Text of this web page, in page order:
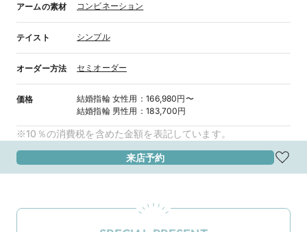
アームの素材 コンビネーション
テイスト シンプル
オーダー方法 セミオーダー
価格 結婚指輪 女性用 ：166,980円〜
結婚指輪 男性用 ：183,700円
※10％の消費税を含めた金額を表記しています。
来店予約